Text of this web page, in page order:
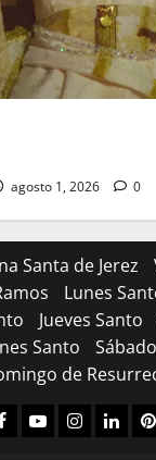
agosto 1, 2026 0
Santa de Jerez
Lunes
Jueves Santo
Santo
de
YoutubeInstagram
Linked